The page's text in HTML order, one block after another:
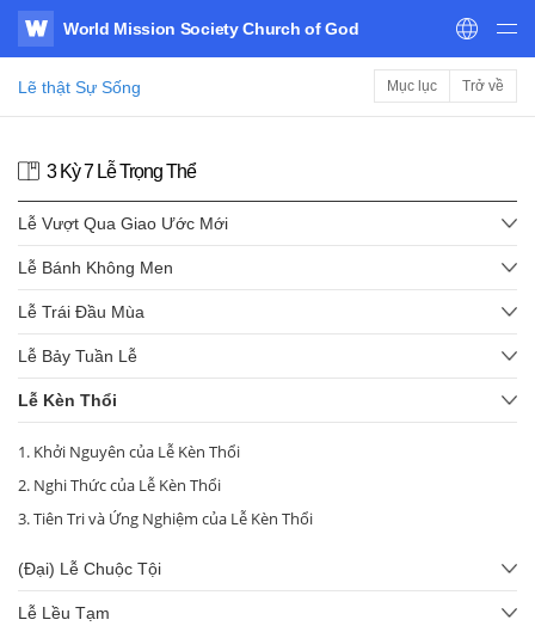
WATV
World Mission Society Church of God
Lẽ thật Sự Sống Mục lục Trở về
3 Kỳ 7 Lễ Trọng Thể
Lễ Vượt Qua Giao Ước Mới
Lễ Bánh Không Men
Lễ Trái Đầu Mùa
Lễ Bảy Tuần Lễ
Lễ Kèn Thổi
1. Khởi Nguyên của Lễ Kèn Thổi
2. Nghi Thức của Lễ Kèn Thổi
3. Tiên Tri và Ứng Nghiệm của Lễ Kèn Thổi
(Đại) Lễ Chuộc Tội
Lễ Lều Tạm